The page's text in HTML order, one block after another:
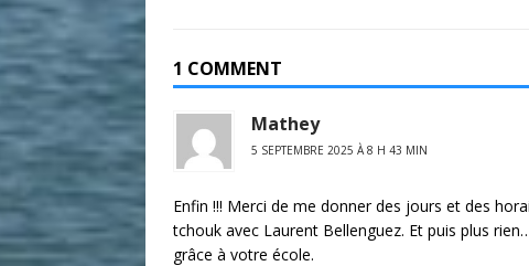
1 COMMENT
Mathey
5 SEPTEMBRE 2025 À 8 H 43 MIN
Enfin !!! Merci de me donner des jours et des
tchouk avec Laurent Bellenguez. Et puis plus
grâce à votre école.